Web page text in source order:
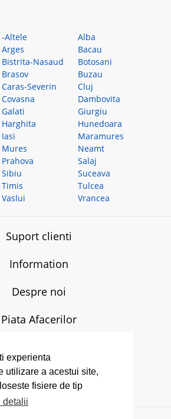
experienta
utilizare a acestui site,
fisiere de tip
detalii
-Altele
Alba
Arges
Bacau
Bistrita-Nasaud
Botosani
Brasov
Buzau
Caras-Severin
Cluj
Covasna
Dambovita
Galati
Giurgiu
Harghita
Hunedoara
Iasi
Maramures
Mures
Neamt
Prahova
Salaj
Sibiu
Suceava
Timis
Tulcea
Vaslui Vrancea
Suport clienti
Information
Despre noi
Piata Afacerilor
08.00-17.00
admin[@]piataafacerilor.ro
Contact